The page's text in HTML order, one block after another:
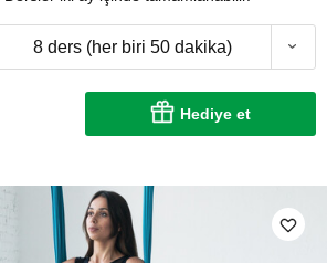
8 ders (her biri 50 dakika)
Hediye et